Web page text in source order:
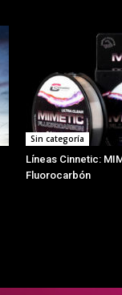
Sin categoría
Líneas Cinnetic:
Fluorocarbón